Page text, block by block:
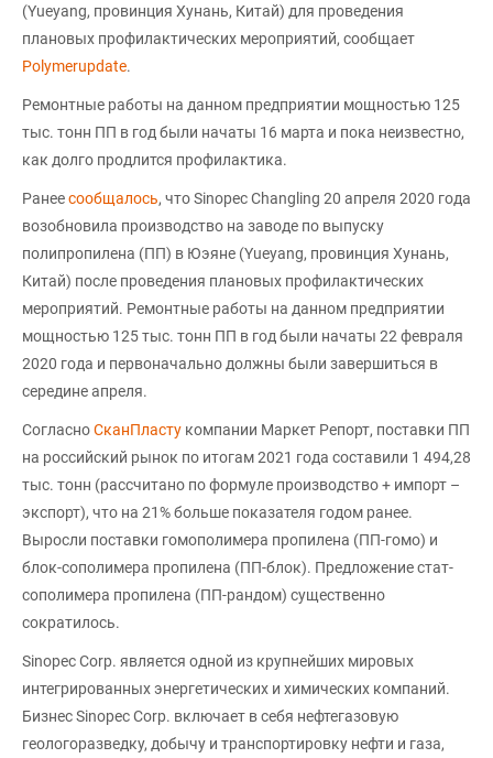
(Yueyang, провинция Хунань, Китай) для проведения
плановых профилактических мероприятий, сообщает
Рolymerupdate.
Ремонтные работы на данном предприятии мощностью 125
тыс. тонн ПП в год были начаты 16 марта и пока неизвестно,
как долго продлится профилактика.
Ранеесообщалось, что Sinopec Changling 20 апреля 2020 года
возобновила производство на заводе по выпуску
полипропилена (ПП) в Юэяне (Yueyang, провинция Хунань,
Китай) после проведения плановых профилактических
мероприятий. Ремонтные работы на данном предприятии
мощностью 125 тыс. тонн ПП в год были начаты 22 февраля
2020 года и первоначально должны были завершиться в
середине апреля.
СогласноСканПласту компании Маркет Репорт, поставки ПП
на российский рынок по итогам 2021 года составили 1 494,28
тыс. тонн (рассчитано по формуле производство + импорт –
экспорт), что на 21% больше показателя годом ранее.
Выросли поставки гомополимера пропилена (ПП-гомо) и
блок-сополимера пропилена (ПП-блок). Предложение стат-
сополимера пропилена (ПП-рандом) существенно
сократилось.
Sinopec Corp. является одной из крупнейших мировых
интегрированных энергетических и химических компаний.
Бизнес Sinopec Corp. включает в себя нефтегазовую
геологоразведку, добычу и транспортировку нефти и газа,